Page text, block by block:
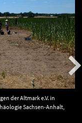
der Altmark e.V. in
Sachsen-Anhalt,